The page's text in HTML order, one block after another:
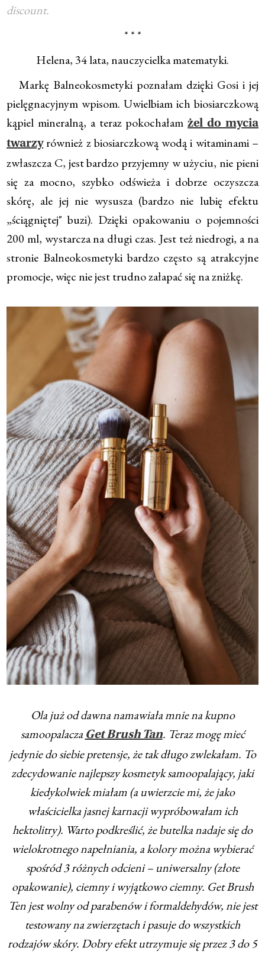
discount.
* * *
Helena, 34 lata, nauczycielka matematyki.
Markę Balneokosmetyki poznałam dzięki Gosi i jej
pielęgnacyjnym wpisom. Uwielbiam ich biosiarczkową
kąpiel mineralną, a teraz pokochałamżel do mycia
twarzyrównież z biosiarczkową wodą i witaminami –
zwłaszcza C, jest bardzo przyjemny w użyciu, nie pieni
się za mocno, szybko odświeża i dobrze oczyszcza
skórę, ale jej nie wysusza (bardzo nie lubię efektu
„ściągniętej" buzi). Dzięki opakowaniu o pojemności
200 ml, wystarcza na długi czas. Jest też niedrogi, a na
stronie Balneokosmetyki bardzo często są atrakcyjne
promocje, więc nie jest trudno załapać się na zniżkę.
Ola już od dawna namawiała mnie na kupno
samoopalacza Get Brush Tan. Teraz mogę mieć
jedynie do siebie pretensje, że tak długo zwlekałam. To
zdecydowanie najlepszy kosmetyk samoopalający, jaki
kiedykolwiek miałam (a uwierzcie mi, że jako
właścicielka jasnej karnacji wypróbowałam ich
hektolitry). Warto podkreślić, że butelka nadaje się do
wielokrotnego napełniania, a kolory można wybierać
spośród 3 różnych odcieni – uniwersalny (złote
opakowanie), ciemny i wyjątkowo ciemny. Get Brush
Ten jest wolny od parabenów i formaldehydów, nie jest
testowany na zwierzętach i pasuje do wszystkich
rodzajów skóry. Dobry efekt utrzymuje się przez 3 do 5